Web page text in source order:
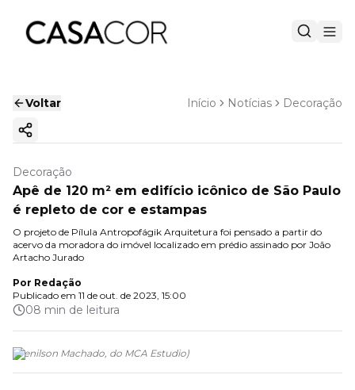
Voltar Início Notícias Decoração
Copiar link
Decoração
Apê de 120 m² em edifício icônico de São Paulo
é repleto de cor e estampas
O projeto de Pílula Antropofágik Arquitetura foi pensado a partir do
acervo da moradora do imóvel localizado em prédio assinado por João
Artacho Jurado
Por Redação
Publicado em 11 de out. de 2023, 15:00
08 min de leitura
(Denilson Machado, do MCA Estudio)